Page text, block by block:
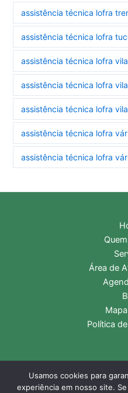
assistência técnica lofra
assistência técnica lofra
assistência técnica lofra
assistência técnica lofra
assistência técnica lofra
assistência técnica lofra
assistência técnica lofra
Área de
Política
Copyright © 2026
Usamos cookies para
experiência em nosso site.